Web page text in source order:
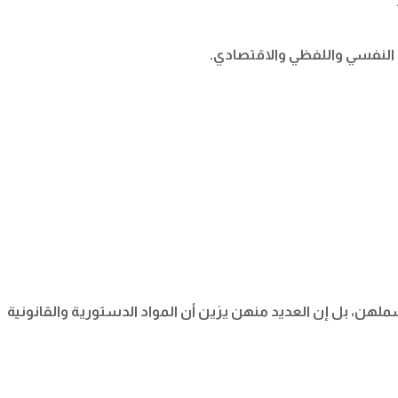
واللفظي والاقتصادي.
بل إن العديد منهن يرَين أن المواد الدستورية والقانونية